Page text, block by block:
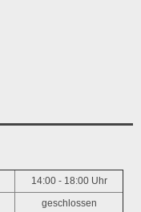
14:00 - 18:00 Uhr
geschlossen